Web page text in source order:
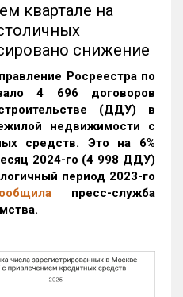
квартале на
снижение
Росреестра по
4 696 договоров
(ДДУ) в
недвижимости с
средств. Это на 6%
2024-го (4 998 ДДУ)
период 2023-го
пресс-служба